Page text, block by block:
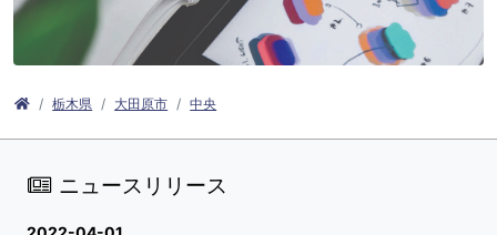
栃木県 大田原市 中央
ニュースリリース